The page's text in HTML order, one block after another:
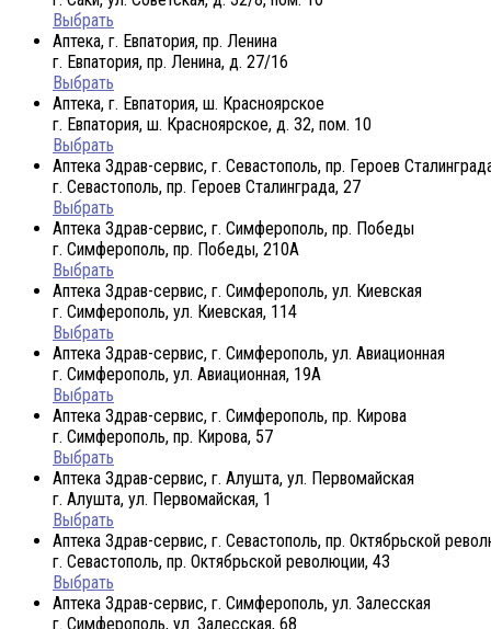
Выбрать
Аптека, г. Евпатория, пр. Ленина
г. Евпатория, пр. Ленина, д. 27/16
Выбрать
Аптека, г. Евпатория, ш. Красноярское
г. Евпатория, ш. Красноярское, д. 32, пом. 10
Выбрать
Аптека Здрав-сервис, г. Севастополь, пр. Героев
г. Севастополь, пр. Героев Сталинграда, 27
Выбрать
Аптека Здрав-сервис, г. Симферополь, пр. Победы
г. Симферополь, пр. Победы, 210A
Выбрать
Аптека Здрав-сервис, г. Симферополь, ул. Киевская
г. Симферополь, ул. Киевская, 114
Выбрать
Аптека Здрав-сервис, г. Симферополь, ул. Авиационная
г. Симферополь, ул. Авиационная, 19А
Выбрать
Аптека Здрав-сервис, г. Симферополь, пр. Кирова
г. Симферополь, пр. Кирова, 57
Выбрать
Аптека Здрав-сервис, г. Алушта, ул. Первомайская
г. Алушта, ул. Первомайская, 1
Выбрать
Аптека Здрав-сервис, г. Севастополь, пр. Октябрьской
г. Севастополь, пр. Октябрьской революции, 43
Выбрать
Аптека Здрав-сервис, г. Симферополь, ул. Залесская
г. Симферополь, ул. Залесская, 68